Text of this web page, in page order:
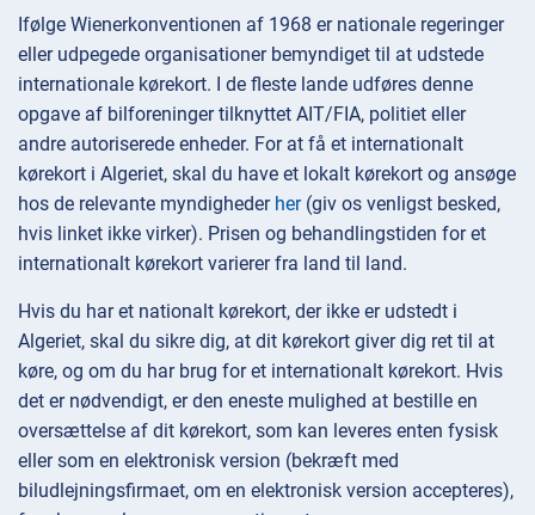
Ifølge Wienerkonventionen af 1968 er nationale regeringer
eller udpegede organisationer bemyndiget til at udstede
internationale kørekort. I de fleste lande udføres denne
opgave af bilforeninger tilknyttet AIT/FIA, politiet eller
andre autoriserede enheder. For at få et internationalt
kørekort i Algeriet, skal du have et lokalt kørekort og ansøge
hos de relevante myndigheder her(giv os venligst besked,
hvis linket ikke virker). Prisen og behandlingstiden for et
internationalt kørekort varierer fra land til land.
Hvis du har et nationalt kørekort, der ikke er udstedt i
Algeriet, skal du sikre dig, at dit kørekort giver dig ret til at
køre, og om du har brug for et internationalt kørekort. Hvis
det er nødvendigt, er den eneste mulighed at bestille en
oversættelse af dit kørekort, som kan leveres enten fysisk
eller som en elektronisk version (bekræft med
biludlejningsfirmaet, om en elektronisk version accepteres),